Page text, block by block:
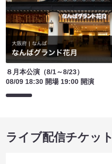
８月本公演（8/1～8/23）
08/09 18:30 開場 19:00 開演
ライブ配信チケット